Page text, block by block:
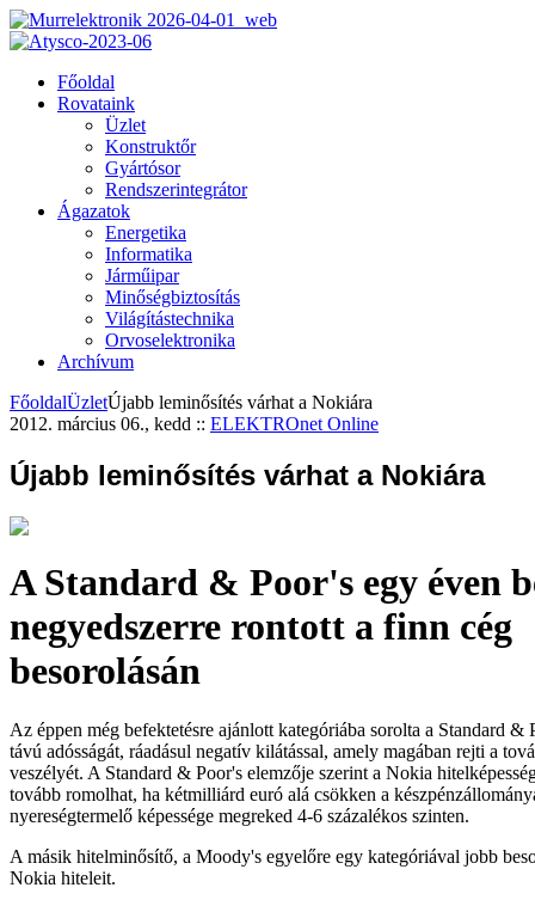
Főoldal
Rovataink
Üzlet
Konstruktőr
Gyártósor
Rendszerintegrátor
Ágazatok
Energetika
Informatika
Járműipar
Minőségbiztosítás
Világítástechnika
Orvoselektronika
Archívum
FőoldalÜzletÚjabb leminősítés várhat a Nokiára
2012. március 06., kedd :: ELEKTROnet Online
Újabb leminősítés várhat a Nokiára
A Standard & Poor's egy éven
negyedszerre rontott a finn cég
besorolásán
Az éppen még befektetésre ajánlott kategóriába sorolta a Standard &
távú adósságát, ráadásul negatív kilátással, amely magában rejti a
veszélyét. A Standard & Poor's elemzője szerint a Nokia
tovább romolhat, ha kétmilliárd euró alá csökken a
nyereségtermelő képessége megreked 4-6 százalékos szinten.
A másik hitelminősítő, a Moody's egyelőre egy kategóriával jobb
Nokia hiteleit.